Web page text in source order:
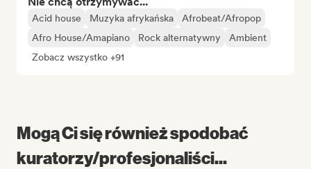
Acid house Muzyka afrykańska
Afrobeat/Afropop
Afro House/Amapiano
Rock alternatywny
Ambient
Zobacz wszystko +91
Mogą Ci się również spodobać
kuratorzy/profesjonaliści...